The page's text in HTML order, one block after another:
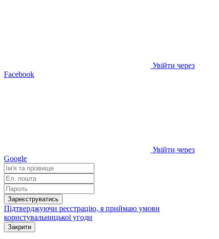
Увійти через
Facebook
Увійти через
Google
Зареєструватись
Підтверджуючи реєстрацію, я приймаю умови
користувальницької угоди
Закрити